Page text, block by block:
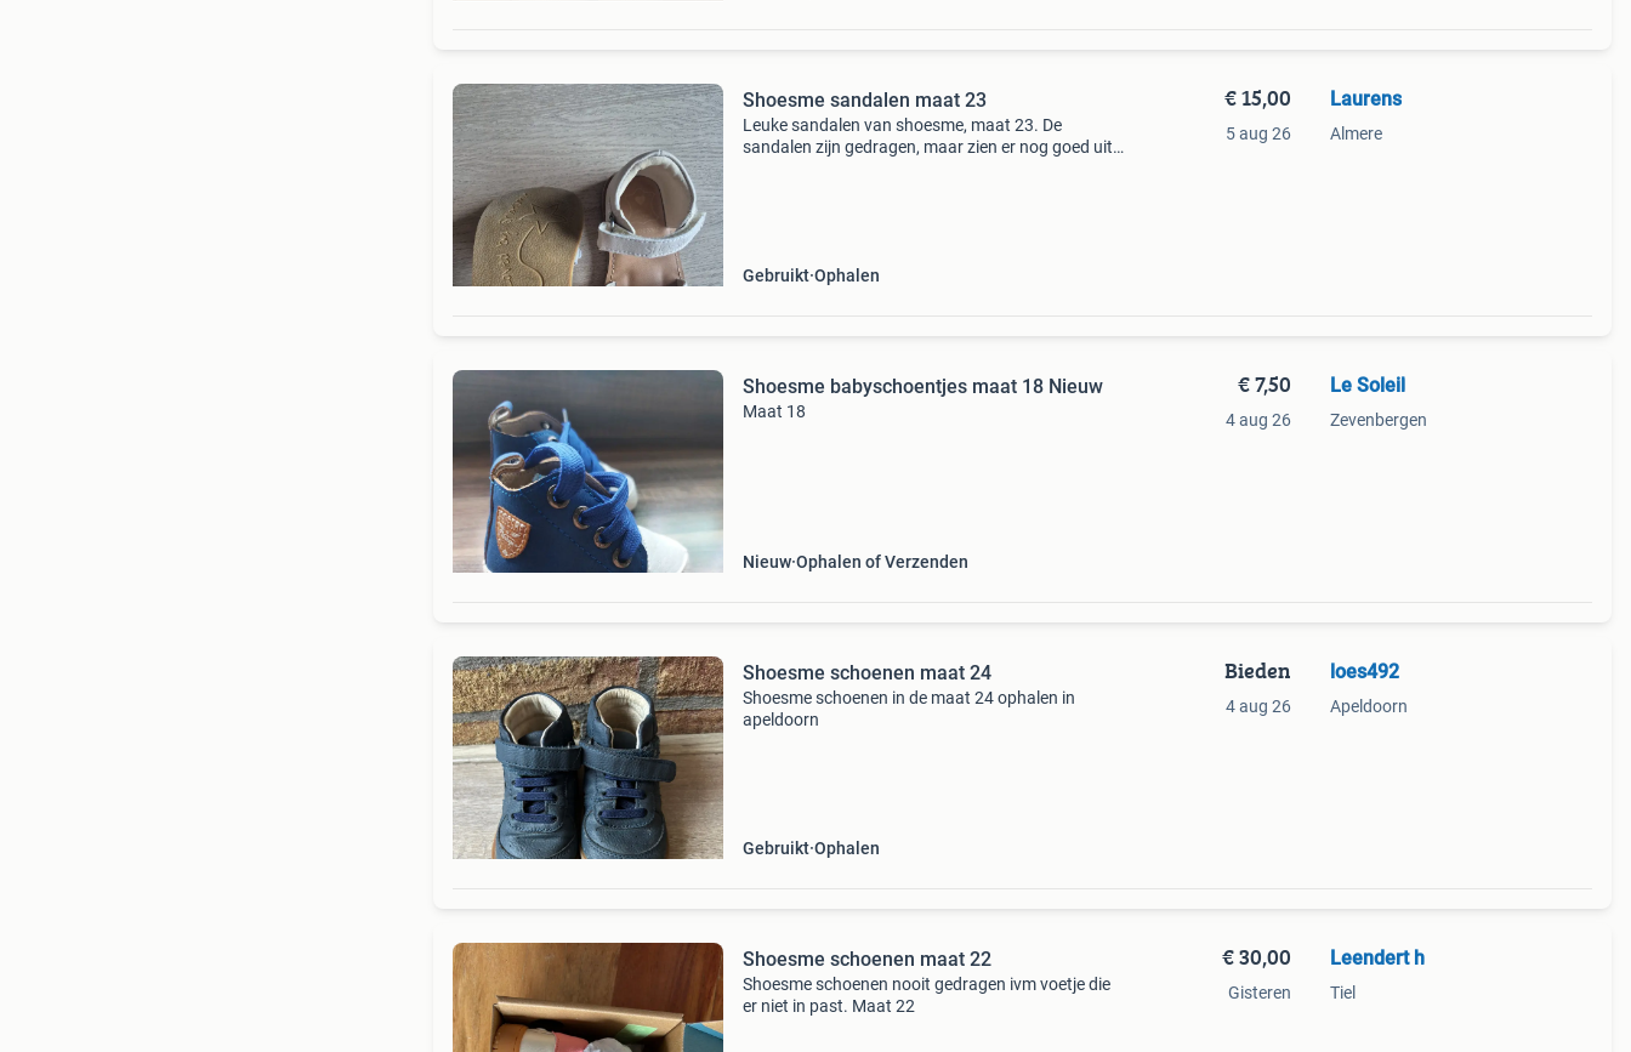
Shoesme sandalen maat 23
Leuke sandalen van shoesme, maat 23. De
sandalen zijn gedragen, maar zien er nog goed uit.
Gebruikt Ophalen
€ 15,00
5 aug 26
Laurens
Almere
Shoesme babyschoentjes maat 18 Nieuw
Maat 18
Nieuw Ophalen of Verzenden
€ 7,50
4 aug 26
Le Soleil
Zevenbergen
Shoesme schoenen maat 24
Shoesme schoenen in de maat 24 ophalen in
apeldoorn
Gebruikt Ophalen
Bieden
4 aug 26
loes492
Apeldoorn
Shoesme schoenen maat 22
Shoesme schoenen nooit gedragen ivm voetje die
er niet in past. Maat 22
€ 30,00
Gisteren
Leendert h
Tiel